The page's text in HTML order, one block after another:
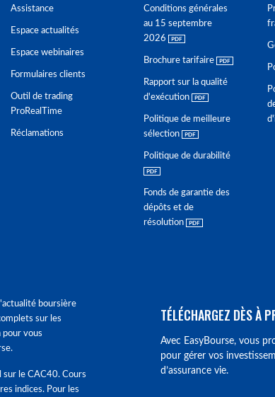
Assistance
Espace actualités
Espace webinaires
Formulaires clients
Outil de trading
ProRealTime
Réclamations
Conditions générales
au 15 septembre
2026
Brochure tarifaire
Rapport sur la qualité
d'exécution
Politique de meilleure
sélection
Politique de durabilité
Fonds de garantie des
dépôts et de
résolution
boursière
sur les
pour vous
sur le CAC40. Cours
indices. Pour les
TÉLÉCHARGEZ DÈS À
Avec EasyBourse, vous
pour gérer vos
d’assurance vie.